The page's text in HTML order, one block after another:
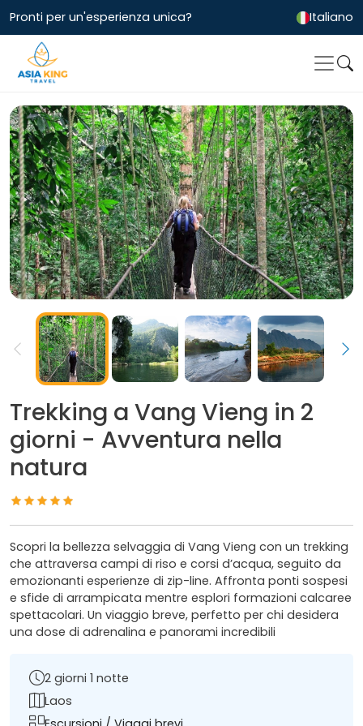
Pronti per un'esperienza unica? Italiano
Trekking a Vang Vieng in 2
giorni - Avventura nella
natura
Scopri la bellezza selvaggia di Vang Vieng con un trekking
che attraversa campi di riso e corsi d’acqua, seguito da
emozionanti esperienze di zip-line. Affronta ponti sospesi
e sfide di arrampicata mentre esplori formazioni calcaree
spettacolari. Un viaggio breve, perfetto per chi desidera
una dose di adrenalina e panorami incredibili
2 giorni 1 notte
Laos